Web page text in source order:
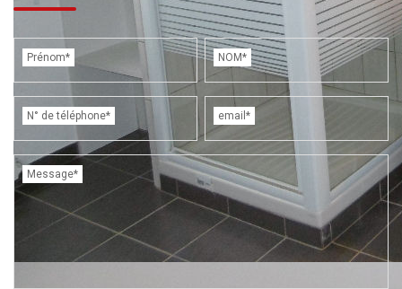
Prénom* NOM*
N° de téléphone* email*
Message*